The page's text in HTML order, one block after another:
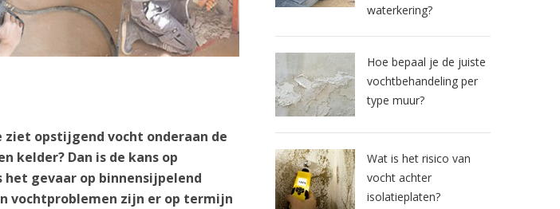
ziet opstijgend vocht onderaan de
kelder? Dan is de kans op
gevaar op binnensijpelend
vochtproblemen zijn er op termijn
waterkering?
Hoe bepaal je de juiste
vochtbehandeling per
type muur?
Wat is het risico van
vocht achter
isolatieplaten?